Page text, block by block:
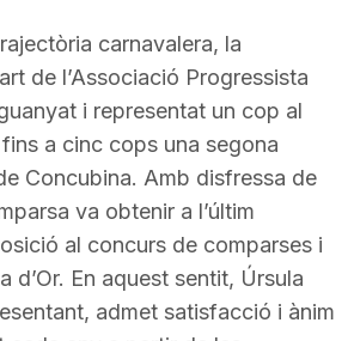
carnavalera, la
de l’Associació Progressista
i representat un cop al
a cinc cops una segona
Concubina. Amb disfressa de
va obtenir a l’últim
al concurs de comparses i
d’Or. En aquest sentit, Úrsula
admet satisfacció i ànim